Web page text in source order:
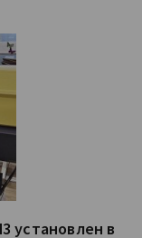
установлен в